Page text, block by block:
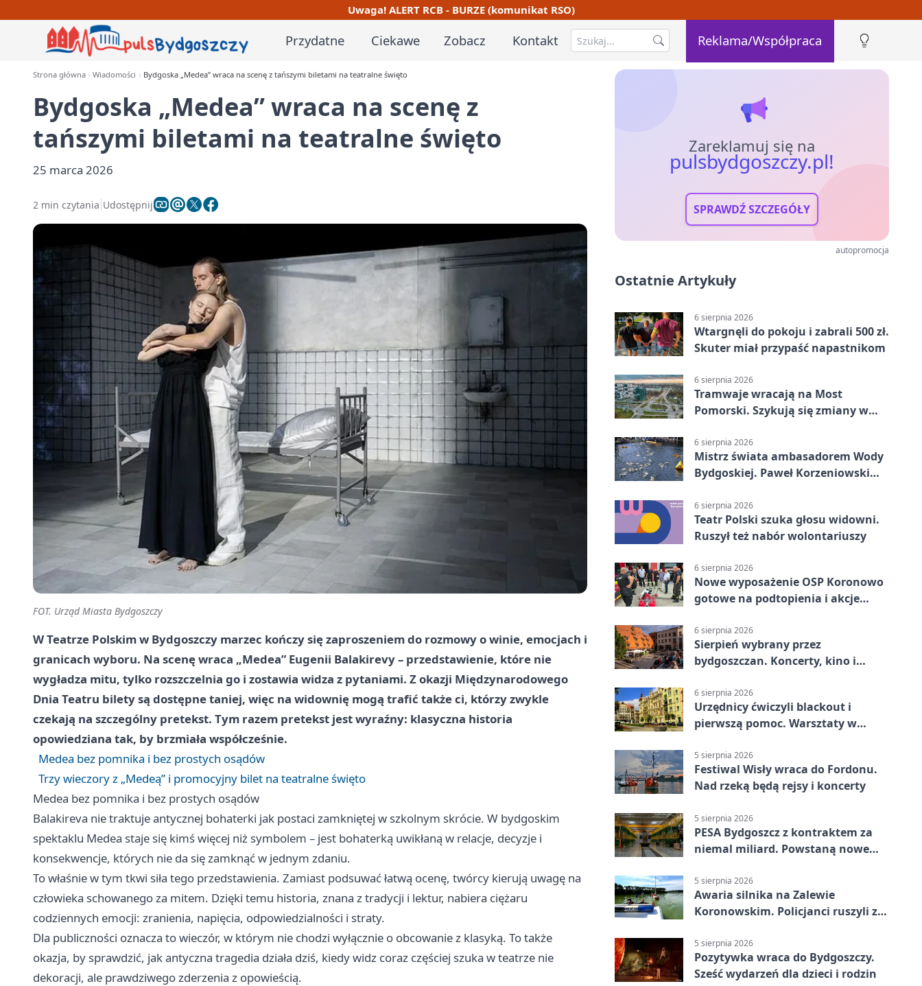
Uwaga! ALERT RCB - BURZE (komunikat RSO)
Przydatne Ciekawe Zobacz Kontakt Reklama/Współpraca
Strona główna Wiadomości Bydgoska „Medea” wraca na scenę z tańszymi biletami na teatralne święto
Bydgoska „Medea” wraca na scenę z
tańszymi biletami na teatralne święto
25 marca 2026
2 min czytania Udostępnij
FOT. Urząd Miasta Bydgoszczy
W Teatrze Polskim w Bydgoszczy marzec kończy się zaproszeniem do rozmowy o winie, emocjach i
granicach wyboru. Na scenę wraca „Medea” Eugenii Balakirevy – przedstawienie, które nie
wygładza mitu, tylko rozszczelnia go i zostawia widza z pytaniami. Z okazji Międzynarodowego
Dnia Teatru bilety są dostępne taniej, więc na widownię mogą trafić także ci, którzy zwykle
czekają na szczególny pretekst. Tym razem pretekst jest wyraźny: klasyczna historia
opowiedziana tak, by brzmiała współcześnie.
Medea bez pomnika i bez prostych osądów
Trzy wieczory z „Medeą” i promocyjny bilet na teatralne święto
Medea bez pomnika i bez prostych osądów
Balakireva nie traktuje antycznej bohaterki jak postaci zamkniętej w szkolnym skrócie. W bydgoskim
spektaklu Medea staje się kimś więcej niż symbolem – jest bohaterką uwikłaną w relacje, decyzje i
konsekwencje, których nie da się zamknąć w jednym zdaniu.
To właśnie w tym tkwi siła tego przedstawienia. Zamiast podsuwać łatwą ocenę, twórcy kierują uwagę na
człowieka schowanego za mitem. Dzięki temu historia, znana z tradycji i lektur, nabiera ciężaru
codziennych emocji: zranienia, napięcia, odpowiedzialności i straty.
Dla publiczności oznacza to wieczór, w którym nie chodzi wyłącznie o obcowanie z klasyką. To także
okazja, by sprawdzić, jak antyczna tragedia działa dziś, kiedy widz coraz częściej szuka w teatrze nie
dekoracji, ale prawdziwego zderzenia z opowieścią.
Zareklamuj się na
pulsbydgoszczy.pl!
SPRAWDŹ SZCZEGÓŁY
autopromocja
Ostatnie Artykuły
6 sierpnia 2026
Wtargnęli do pokoju i zabrali 500 zł.
Skuter miał przypaść napastnikom
6 sierpnia 2026
Tramwaje wracają na Most
Pomorski. Szykują się zmiany w
6 sierpnia 2026
Mistrz świata ambasadorem Wody
Bydgoskiej. Paweł Korzeniowski
6 sierpnia 2026
Teatr Polski szuka głosu widowni.
Ruszył też nabór wolontariuszy
6 sierpnia 2026
Nowe wyposażenie OSP Koronowo
gotowe na podtopienia i akcje
6 sierpnia 2026
Sierpień wybrany przez
bydgoszczan. Koncerty, kino i
6 sierpnia 2026
Urzędnicy ćwiczyli blackout i
pierwszą pomoc. Warsztaty w
5 sierpnia 2026
Festiwal Wisły wraca do Fordonu.
Nad rzeką będą rejsy i koncerty
5 sierpnia 2026
PESA Bydgoszcz z kontraktem za
niemal miliard. Powstaną nowe
5 sierpnia 2026
Awaria silnika na Zalewie
Koronowskim. Policjanci ruszyli z
5 sierpnia 2026
Pozytywka wraca do Bydgoszczy.
Sześć wydarzeń dla dzieci i rodzin